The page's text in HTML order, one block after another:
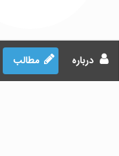
درباره مطالب